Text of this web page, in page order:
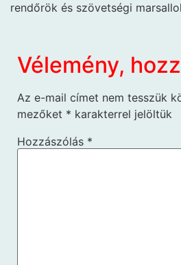
rendőrök és szövetségi
Vélemény,
Az e-mail címet nem tesszük
mezőket * karakterrel jelöltük
Hozzászólás *